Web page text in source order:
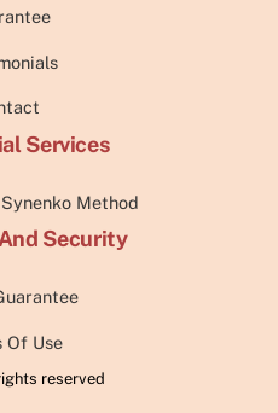
Services
Method
Security
Of Use
reserved